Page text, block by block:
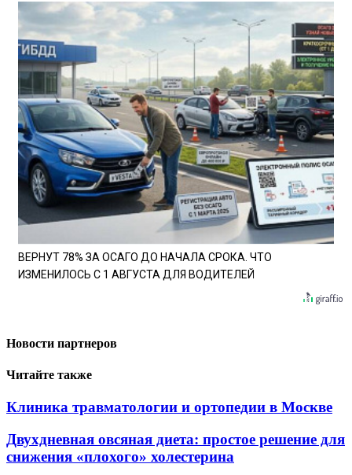
ВЕРНУТ 78% ЗА ОСАГО ДО НАЧАЛА СРОКА. ЧТО
ИЗМЕНИЛОСЬ С 1 АВГУСТА ДЛЯ ВОДИТЕЛЕЙ
Новости партнеров
Читайте также
Клиника травматологии и ортопедии в Москве
Двухдневная овсяная диета: простое решение для
снижения «плохого» холестерина